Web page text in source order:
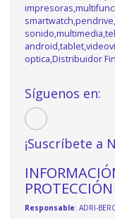
optica,Distribuidor
Síguenos en:
¡Suscríbete a
Responsable: ADRI-